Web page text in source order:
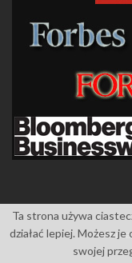
Ta strona używa
działać lepiej. Możesz
swojej